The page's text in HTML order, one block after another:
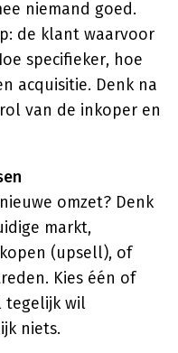
niemand goed.
de klant waarvoor
specifieker, hoe
acquisitie. Denk na
van de inkoper en
omzet? Denk
markt,
(upsell), of
Kies één of
tegelijk wil
niets.